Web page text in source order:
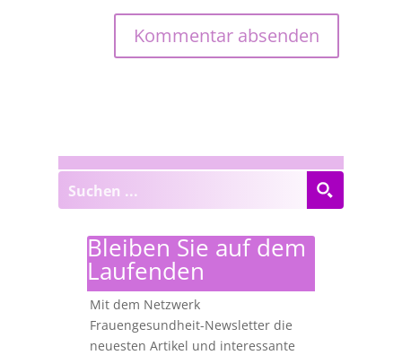
Bleiben Sie auf dem
Laufenden
Mit dem Netzwerk
Frauengesundheit-Newsletter die
neuesten Artikel und interessante